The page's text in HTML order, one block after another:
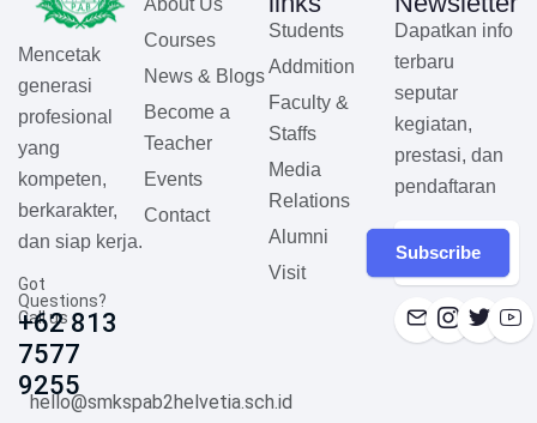
Mencetak
generasi
profesional
yang
kompeten,
berkarakter,
dan siap kerja.
Got
Questions?
Call us
+62 813
7577
9255
hello@smkspab2helvetia.sch.id
Courses
News & Blogs
Become a
Teacher
Events
Contact
Students
Addmition
Faculty &
Staffs
Media
Relations
Alumni
Visit
Dapatkan info
terbaru
seputar
kegiatan,
prestasi, dan
pendaftaran
Subscribe